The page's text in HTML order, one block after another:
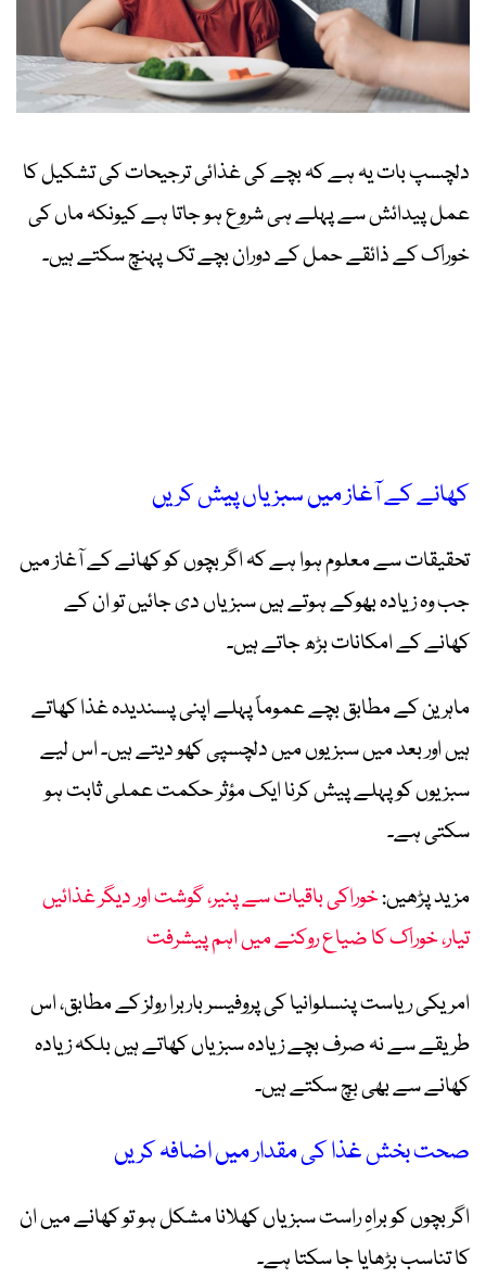
دلچسپ بات یہ ہے کہ بچے کی غذائی ترجیحات کی تشکیل کا
عمل پیدائش سے پہلے ہی شروع ہو جاتا ہے کیونکہ ماں کی
خوراک کے ذائقے حمل کے دوران بچے تک پہنچ سکتے ہیں۔
کھانے کے آغاز میں سبزیاں پیش کریں
تحقیقات سے معلوم ہوا ہے کہ اگر بچوں کو کھانے کے آغاز میں
جب وہ زیادہ بھوکے ہوتے ہیں سبزیاں دی جائیں تو ان کے
کھانے کے امکانات بڑھ جاتے ہیں۔
ماہرین کے مطابق بچے عموماً پہلے اپنی پسندیدہ غذا کھاتے
ہیں اور بعد میں سبزیوں میں دلچسپی کھو دیتے ہیں۔ اس لیے
سبزیوں کو پہلے پیش کرنا ایک مؤثر حکمت عملی ثابت ہو
سکتی ہے۔
مزید پڑھیں:خوراکی باقیات سے پنیر، گوشت اور دیگر غذائیں
تیار، خوراک کا ضیاع روکنے میں اہم پیشرفت
امریکی ریاست پنسلوانیا کی پروفیسر باربرا رولز کے مطابق، اس
طریقے سے نہ صرف بچے زیادہ سبزیاں کھاتے ہیں بلکہ زیادہ
کھانے سے بھی بچ سکتے ہیں۔
صحت بخش غذا کی مقدار میں اضافہ کریں
اگر بچوں کو براہِ راست سبزیاں کھلانا مشکل ہو تو کھانے میں ان
کا تناسب بڑھایا جا سکتا ہے۔